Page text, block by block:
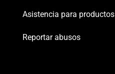
Asistencia para productos
Reportar abusos